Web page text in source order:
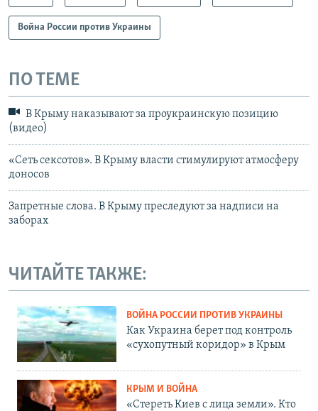
Война России против Украины
ПО ТЕМЕ
В Крыму наказывают за проукраинскую позицию
(видео)
«Сеть сексотов». В Крыму власти стимулируют атмосферу
доносов
Запретные слова. В Крыму преследуют за надписи на
заборах
ЧИТАЙТЕ ТАКЖЕ:
ВОЙНА РОССИИ ПРОТИВ УКРАИНЫ
Как Украина берет под контроль
«сухопутный коридор» в Крым
КРЫМ И ВОЙНА
«Стереть Киев с лица земли». Кто